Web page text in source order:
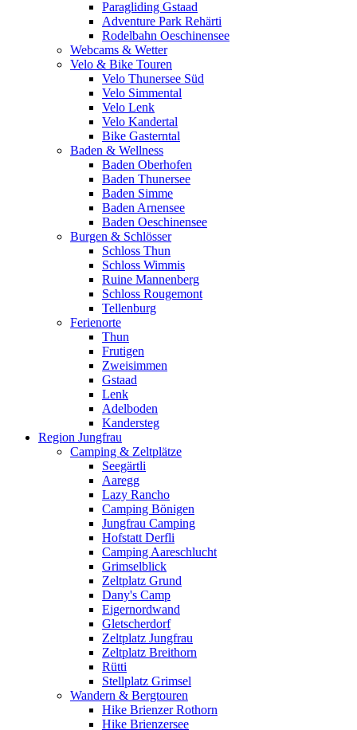
Paragliding Gstaad
Adventure Park Rehärti
Rodelbahn Oeschinensee
Webcams & Wetter
Velo & Bike Touren
Velo Thunersee Süd
Velo Simmental
Velo Lenk
Velo Kandertal
Bike Gasterntal
Baden & Wellness
Baden Oberhofen
Baden Thunersee
Baden Simme
Baden Arnensee
Baden Oeschinensee
Burgen & Schlösser
Schloss Thun
Schloss Wimmis
Ruine Mannenberg
Schloss Rougemont
Tellenburg
Ferienorte
Thun
Frutigen
Zweisimmen
Gstaad
Lenk
Adelboden
Kandersteg
Region Jungfrau
Camping & Zeltplätze
Seegärtli
Aaregg
Lazy Rancho
Camping Bönigen
Jungfrau Camping
Hofstatt Derfli
Camping Aareschlucht
Grimselblick
Zeltplatz Grund
Dany's Camp
Eigernordwand
Gletscherdorf
Zeltplatz Jungfrau
Zeltplatz Breithorn
Rütti
Stellplatz Grimsel
Wandern & Bergtouren
Hike Brienzer Rothorn
Hike Brienzersee